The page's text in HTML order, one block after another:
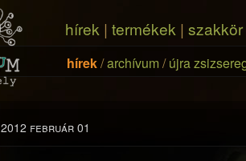
hírek | termékek | szakkör
hírek/archívum/újra
2012 február 01